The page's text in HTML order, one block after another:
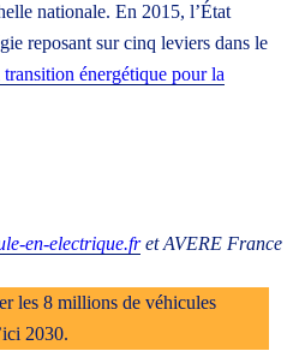
transition énergétique et
nationale. En 2015, l’État
reposant sur cinq leviers dans le
énergétique pour la
en-electrique.fret AVERE France
les 8 millions de véhicules
2030.